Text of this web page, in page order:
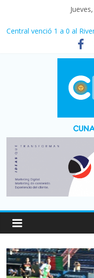
Central venció 1 a 0 al
La morosidad alcanzó su
afecta a 400 mil deudores
Desde que asumió Milei
denuncia crisis como en
Vacaciones de invierno
turístico: 4,6 millones de
Fuerte caída de la venta